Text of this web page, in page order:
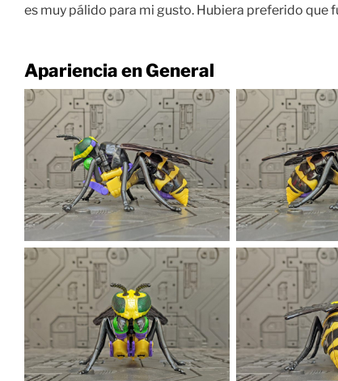
es muy pálido para mi gusto. Hubiera preferido que
Apariencia en General